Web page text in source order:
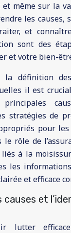
même sur la
les causes,
et
sont des
et votre bien-
la définition
il est crucial
stratégies de
pour
le rôle de
à la
les
et efficace
causes et
lutter